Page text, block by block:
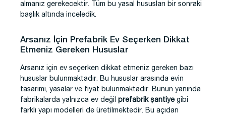
almanız gerekecektir. Tüm bu yasal hususları bir sonraki
başlık altında inceledik.
Arsanız İçin Prefabrik Ev Seçerken Dikkat
Etmeniz Gereken Hususlar
Arsanız için ev seçerken dikkat etmeniz gereken bazı
hususlar bulunmaktadır. Bu hususlar arasında evin
tasarımı, yasalar ve fiyat bulunmaktadır. Bunun yanında
fabrikalarda yalnızca ev değil prefabrik şantiye gibi
farklı yapı modelleri de üretilmektedir. Bu açıdan